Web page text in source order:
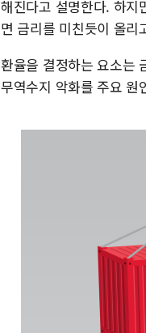
해진다고 설명한다. 하지
면 금리를 미친듯이 올
환율을 결정하는 요소는
무역수지 악화를 주요 원